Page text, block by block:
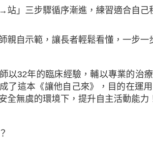
」三步驟循序漸進，練習適合自己
親自示範，讓長者輕鬆看懂，一步一
以32年的臨床經驗，輔以專業的治
了這本《讓他自己來》，目的在運
全無虞的環境下，提升自主活動能力